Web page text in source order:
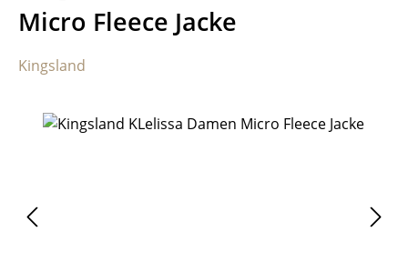
Micro Fleece Jacke
Kingsland
Bildergalerie überspringen